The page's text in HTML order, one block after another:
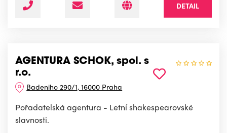
DETAIL
AGENTURA SCHOK, spol. s
r.o.
Badeniho 290/1, 16000 Praha
Pořadatelská agentura - Letní shakespearovské
slavnosti.